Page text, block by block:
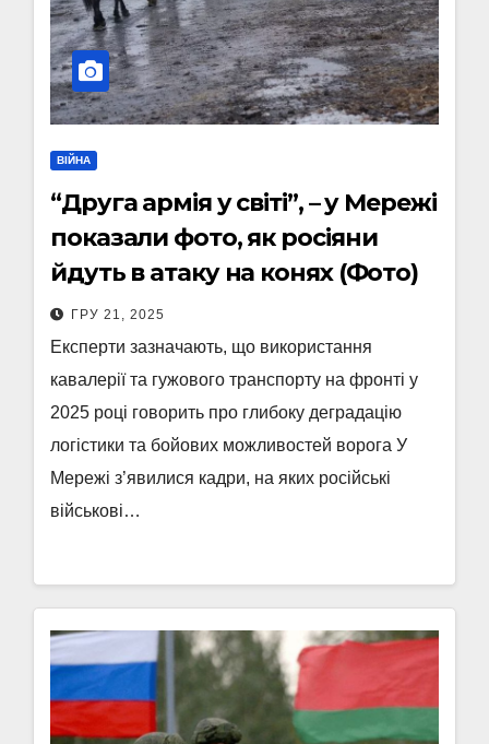
ВІЙНА
“Друга армія у світі”, – у Мережі
показали фото, як росіяни
йдуть в атаку на конях (Фото)
ГРУ 21, 2025
Експерти зазначають, що використання
кавалерії та гужового транспорту на фронті у
2025 році говорить про глибоку деградацію
логістики та бойових можливостей ворога У
Мережі з’явилися кадри, на яких російські
військові…